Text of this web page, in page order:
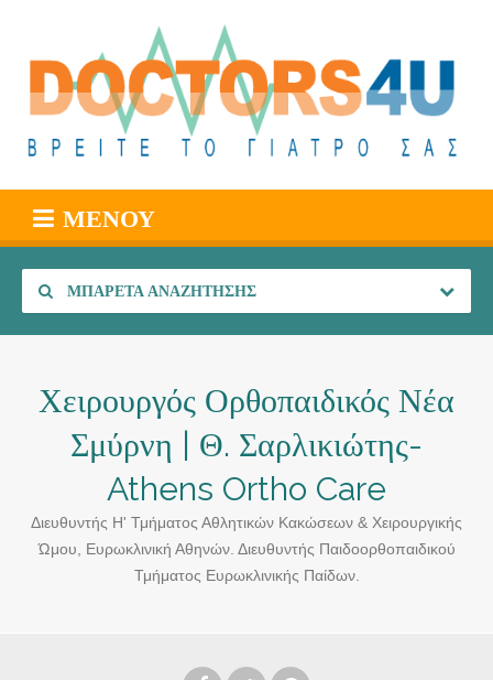
ΜΕΝΟΎ
ΜΠΑΡΈΤΑ ΑΝΑΖΉΤΗΣΗΣ
Χειρουργός Ορθοπαιδικός Νέα
Σμύρνη | Θ. Σαρλικιώτης-
Athens Ortho Care
Διευθυντής Η' Τμήματος Αθλητικών Κακώσεων & Χειρουργικής
Ώμου, Ευρωκλινική Αθηνών. Διευθυντής Παιδοορθοπαιδικού
Τμήματος Ευρωκλινικής Παίδων.